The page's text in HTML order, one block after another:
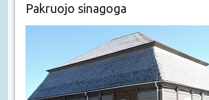
Pakruojo sinagoga